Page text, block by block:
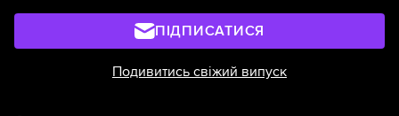
ПІДПИСАТИСЯ
Подивитись свіжий випуск